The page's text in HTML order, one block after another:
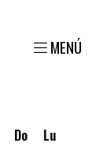
MENÚ
Do
Lu